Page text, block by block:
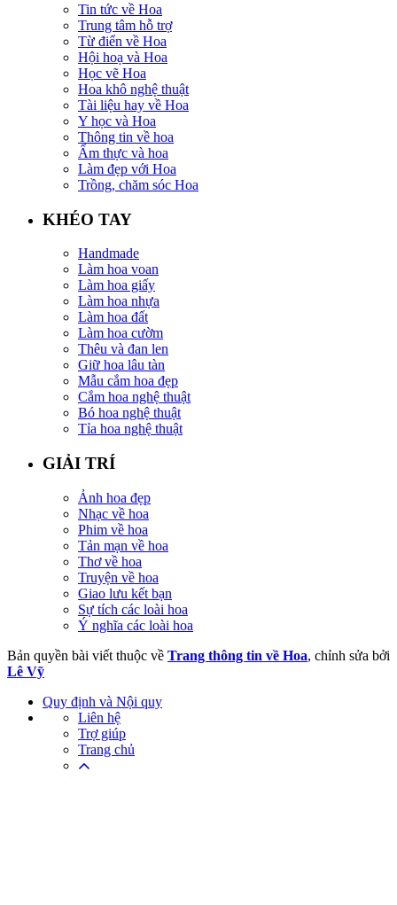
Tin tức về Hoa
Trung tâm hỗ trợ
Từ điển về Hoa
Hội hoạ và Hoa
Học vẽ Hoa
Hoa khô nghệ thuật
Tài liệu hay về Hoa
Y học và Hoa
Thông tin về hoa
Ẩm thực và hoa
Làm đẹp với Hoa
Trồng, chăm sóc Hoa
KHÉO TAY
Handmade
Làm hoa voan
Làm hoa giấy
Làm hoa nhựa
Làm hoa đất
Làm hoa cườm
Thêu và đan len
Giữ hoa lâu tàn
Mẫu cắm hoa đẹp
Cắm hoa nghệ thuật
Bó hoa nghệ thuật
Tỉa hoa nghệ thuật
GIẢI TRÍ
Ảnh hoa đẹp
Nhạc về hoa
Phim về hoa
Tản mạn về hoa
Thơ về hoa
Truyện về hoa
Giao lưu kết bạn
Sự tích các loài hoa
Ý nghĩa các loài hoa
Bản quyền bài viết thuộc về Trang thông tin về Hoa, chỉnh sửa bởi
Lê Vỹ
Quy định và Nội quy
Liên hệ
Trợ giúp
Trang chủ